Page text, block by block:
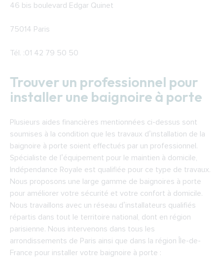
46 bis boulevard Edgar Quinet
75014 Paris
Tél. :01 42 79 50 50
Trouver un professionnel pour
installer une baignoire à porte
Plusieurs aides financières mentionnées ci-dessus sont
soumises à la condition que les travaux d’installation de la
baignoire à porte soient effectués par un professionnel.
Spécialiste de l’équipement pour le maintien à domicile,
Indépendance Royale est qualifiée pour ce type de travaux.
Nous proposons une large gamme de baignoires à porte
pour améliorer votre sécurité et votre confort à domicile.
Nous travaillons avec un réseau d’installateurs qualifiés
répartis dans tout le territoire national, dont en région
parisienne. Nous intervenons dans tous les
arrondissements de Paris ainsi que dans la région Île-de-
France pour installer votre baignoire à porte :